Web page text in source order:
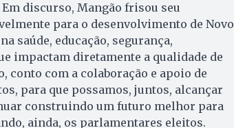
discurso, Mangão frisou seu
para o desenvolvimento de Novo
saúde, educação, segurança,
impactam diretamente a qualidade de
conto com a colaboração e apoio de
para que possamos, juntos, alcançar
construindo um futuro melhor para
ainda, os parlamentares eleitos.